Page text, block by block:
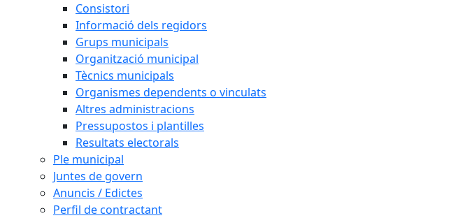
Consistori
Informació dels regidors
Grups municipals
Organització municipal
Tècnics municipals
Organismes dependents o vinculats
Altres administracions
Pressupostos i plantilles
Resultats electorals
Ple municipal
Juntes de govern
Anuncis / Edictes
Perfil de contractant